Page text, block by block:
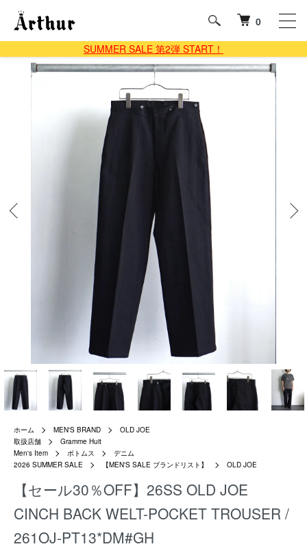
0
SUMMER SALE 第2弾 START！
ホーム MEN'S BRAND
OLD JOE
取扱店舗
Gramme Huit
Men's Item
ボトムス
デニム
2026 SUMMER SALE
【MEN'S SALE ブランドリスト】 OLD JOE
【セール30％OFF】26SS OLD JOE
CINCH BACK WELT-POCKET TROUSER /
261OJ-PT13*DM#GH